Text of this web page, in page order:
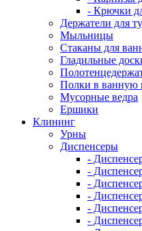
- Крючки
Держатели для
Мыльницы
Стаканы для
Гладильные
Полки в ванную
Мусорные ведра
Ершики
Клининг
Урны
Диспенсеры
-
-
-
-
-
-